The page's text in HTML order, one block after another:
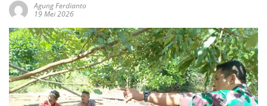
Agung Ferdianto
19 Mei 2026